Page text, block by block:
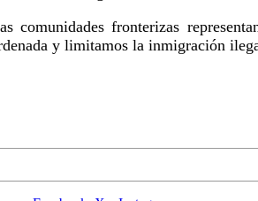
fronterizas
y limitamos la inmigración